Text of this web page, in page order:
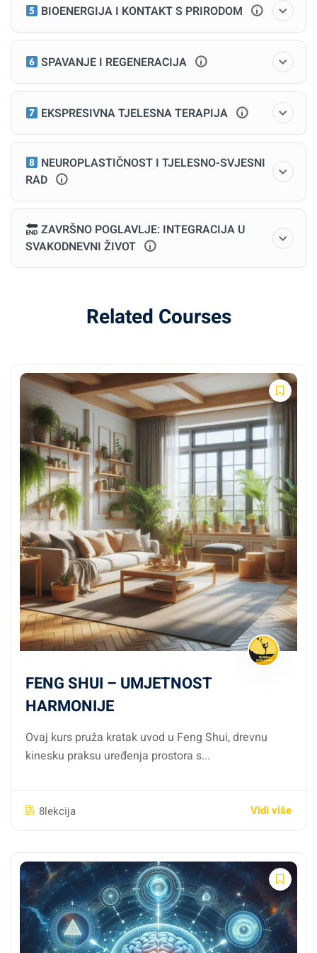
Pokret kao emocionalna i energetska terapija
Modul 3: Disanje i regulacija
živčanog sustava
Wim Hof, pranayama, Buteyko
Autonomna kontrola kroz dah
Modul 4: Post i svjesna prehrana
Biološki reset: post, detoks i mindful eating
Kako hrana utječe na tvoju emocionalnu stabilnost
TRE®, Feldenkrais, body scan
Modul 6: Bioenergija i kontakt s
prirodom
Grounding, sun exposure, hladna voda
Cirkadijalni ritam i energetska obnova
Modul 7: Spavanje i regeneracija
Higijena sna, yoga nidra, relaksacija
Kako obnoviti tijelo i psihu noću
Modul 8: Ekspresivne tjelesne
Bioenergetika, Somatic Experiencing®, kontakt
improvizacija
Emocionalno oslobađanje kroz pokret i kontakt
Za koga je ovaj kurs?
Osjećaš da si “previše u glavi”, a “odvojen od tijela”
Tražiš načine za smanjenje stresa, napetosti i
unutarnjih blokada
BIOENERGIJA I KONTAKT S PRIRODOM
SPAVANJE I REGENERACIJA
EKSPRESIVNA TJELESNA TERAPIJA
NEUROPLASTIČNOST I TJELESNO-SVJESNI
RAD
ZAVRŠNO POGLAVLJE: INTEGRACIJA U
SVAKODNEVNI ŽIVOT
Related Courses
FENG SHUI – UMJETNOST
HARMONIJE
Ovaj kurs pruža kratak uvod u Feng Shui, drevnu
kinesku praksu uređenja prostora s...
8lekcija Vidi više